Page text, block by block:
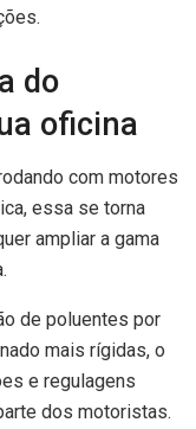
do
oficina
com motores
essa se torna
ampliar a gama
de poluentes por
mais rígidas, o
e regulagens
dos motoristas.